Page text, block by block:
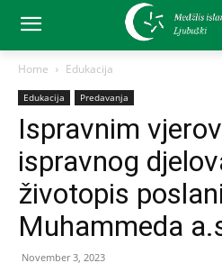
Home Edukacija
Edukacija Predavanja
Ispravnim
ispravnog
životopis
Muhammeda
November 3, 2023